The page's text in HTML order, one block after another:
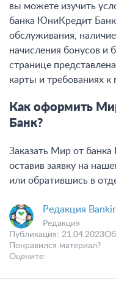
вы можете изучить
банка ЮниКредит
обслуживания,
начисления бонусов и
странице
карты и требованиях к
Как оформить
Банк?
Заказать Мир от
оставив заявку на
или обратившись в
Редакция
Редакция
Понравился материал?
Оцените:
Публикация: 21.04.2023